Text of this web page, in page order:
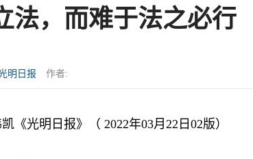
法，而难于法之必行
明日报 作者:
光明日报》（ 2022年03月22日02版）